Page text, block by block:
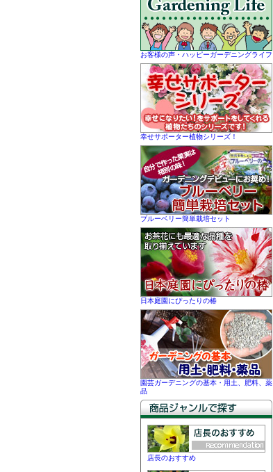
お客様の声・ハッピーガーデニングライフ
幸せサポーター植物シリーズ！
ブルーベリー簡単栽培セット
日本庭園にぴったりの椿
園芸ガーデニングの基本・用土、肥料、薬
品
店長のおすすめ